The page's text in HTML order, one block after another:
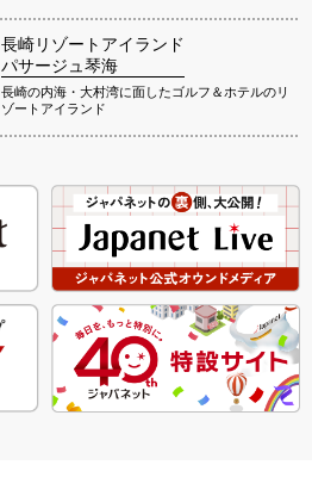
長崎リゾートアイランド
パサージュ琴海
長崎の内海・大村湾に面したゴルフ＆ホテルのリ
ゾートアイランド